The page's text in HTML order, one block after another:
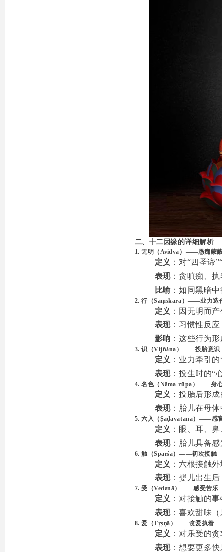
二、十二因缘的详细解析
1. 无明（Avidyā）——愚痴蒙
定义 ：对“四圣谛
表现：贪嗔痴、执
比喻 ：如同黑暗
2. 行（Saṃskāra）——业力造
定义 ：因无明而
表现：习惯性反
影响 ：这些行为
3. 识（Vijñāna）——投胎意识
定义 ：业力牵引
表现：投生时的“
4. 名色（Nāma-rūpa）——身
定义 ：投胎后形
表现：胎儿在母
5. 六入（Ṣaḍāyatana）——感
定义 ：眼、耳、
表现：胎儿具备
6. 触（Sparśa）——初次接触
定义 ：六根接触
表现：婴儿出生
7. 受（Vedanā）——感受苦乐
定义 ：对接触的
表现：喜欢甜味
8. 爱（Tṛṣṇā）——贪爱执着
定义 ：对乐受的
表现：想要更多